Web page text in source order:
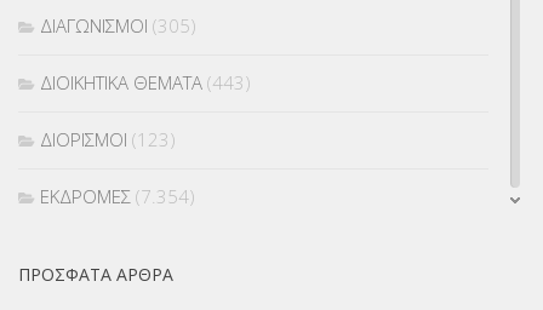
ΔΙΑΓΩΝΙΣΜΟΙ (305)
ΔΙΟΙΚΗΤΙΚΑ ΘΕΜΑΤΑ (443)
ΔΙΟΡΙΣΜΟΙ (123)
ΕΚΔΡΟΜΕΣ (7.354)
ΠΡΌΣΦΑΤΑ ΆΡΘΡΑ